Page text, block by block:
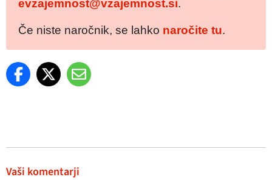
evzajemnost@vzajemnost.si.
Če niste naročnik, se lahko naročite tu.
Vaši komentarji